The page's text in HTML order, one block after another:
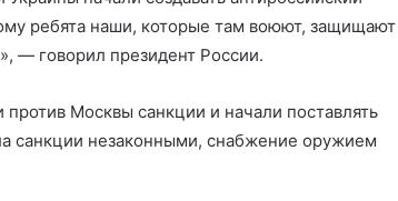
ребята наши, которые там воюют, защищают
— говорил президент России.
Москвы санкции и начали поставлять
санкции незаконными, снабжение оружием